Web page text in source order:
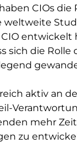
CIOs die
entwickelt
sich die
aktiv an
mehr
zu